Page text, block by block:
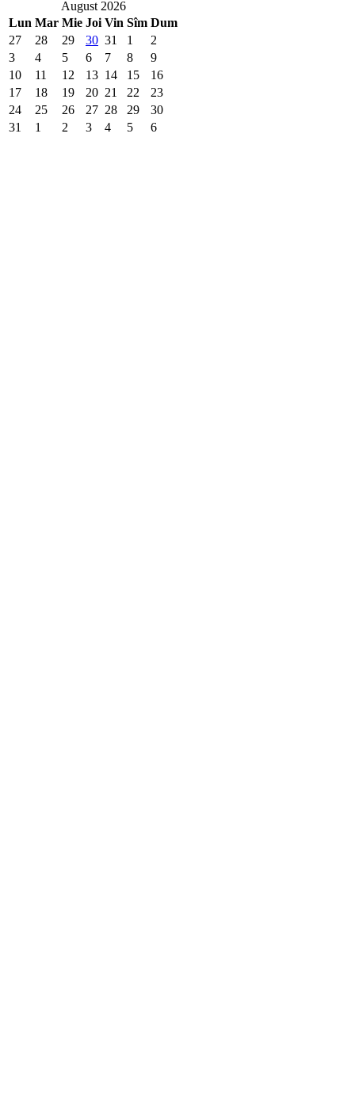
August 2026
Lun Mar Mie Joi Vin Sîm Dum
27
28 29 30 31 1
2
3
4 5 6 7 8
9
10
11 12 13 14 15
16
17
18 19 20 21 22
23
24
25 26 27 28 29
30
31
1 2 3 4 5 6